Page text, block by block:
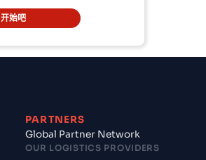
开始吧
PARTNERS
Global Partner Network
OUR LOGISTICS PROVIDERS